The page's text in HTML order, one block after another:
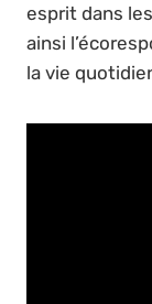
esprit dans
ainsi
la vie